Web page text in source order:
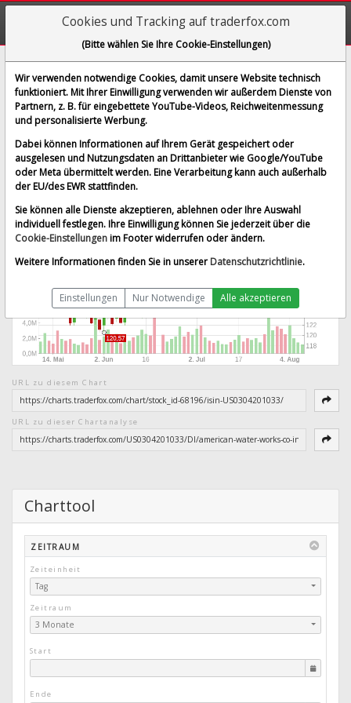
American Water Works Co. Inc.
[AWK | WKN A0NJ38 | ISIN US0304201033]
135,246 $ 0,32 %
Echtzeit-Aktienkurs vom 07.08.2026 um 19:59 Uhr
Echtzeit USD Splitbereinigt
URL zu diesem Chart
URL zu dieser Chartanalyse
Charttool
ZEITRAUM
Zeiteinheit
Tag
Zeitraum
3 Monate
Start
Ende
Cookies und Tracking auf traderfox.com
(Bitte wählen Sie Ihre Cookie-Einstellungen)
Wir verwenden notwendige Cookies, damit unsere Website technisch
funktioniert. Mit Ihrer Einwilligung verwenden wir außerdem Dienste von
Partnern, z. B. für eingebettete YouTube-Videos, Reichweitenmessung
und personalisierte Werbung.
Dabei können Informationen auf Ihrem Gerät gespeichert oder
ausgelesen und Nutzungsdaten an Drittanbieter wie Google/YouTube
oder Meta übermittelt werden. Eine Verarbeitung kann auch außerhalb
der EU/des EWR stattfinden.
Sie können alle Dienste akzeptieren, ablehnen oder Ihre Auswahl
individuell festlegen. Ihre Einwilligung können Sie jederzeit über die
Cookie-Einstellungenim Footer widerrufen oder ändern.
Weitere Informationen finden Sie in unserer Datenschutzrichtlinie.
Einstellungen Nur Notwendige Alle akzeptieren